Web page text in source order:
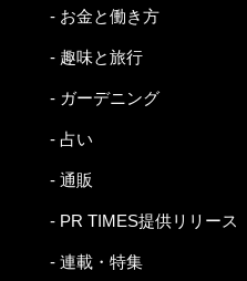
- お金と働き方
- 趣味と旅行
- ガーデニング
- 占い
- 通販
- PR TIMES提供リリース
- 連載・特集